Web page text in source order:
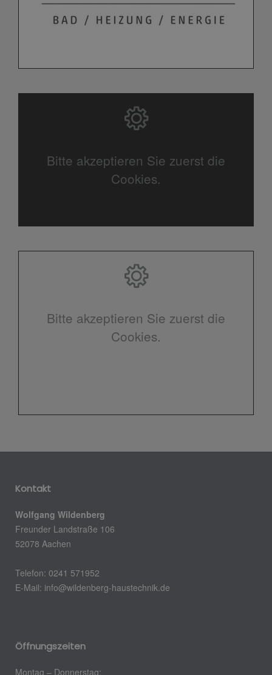
Bitte akzeptieren Sie zuerst die
Cookies.
Bitte akzeptieren Sie zuerst die
Cookies.
Kontakt
Wolfgang Wildenberg
Freunder Landstraße 106
52078 Aachen
Telefon: 0241 571952
E-Mail: info@wildenberg-haustechnik.de
Öffnungszeiten
Montag – Donnerstag: